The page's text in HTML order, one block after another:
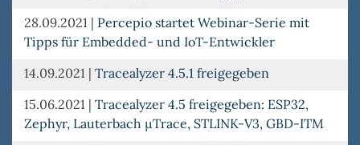
28.09.2021 | Percepio startet Webinar-Serie mit
Tipps für Embedded- und IoT-Entwickler
14.09.2021 | Tracealyzer 4.5.1 freigegeben
15.06.2021 | Tracealyzer 4.5 freigegeben: ESP32,
Zephyr, Lauterbach µTrace, STLINK-V3, GBD-ITM